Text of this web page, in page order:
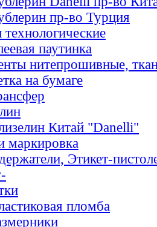
пр-во Турция
паутинка
нитепрошивные,
на бумаге
Китай "Danelli"
маркировка
Этикет-
пломба